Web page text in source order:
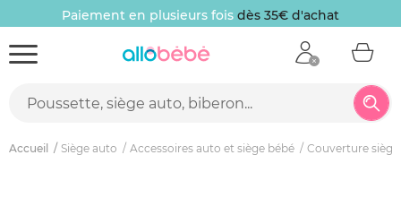
Paiement en plusieurs fois dès 35€ d'achat
Accueil Siège auto Accessoires auto et siège bébé Couverture